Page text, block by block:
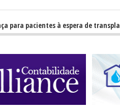
pacientes à espera de transplante